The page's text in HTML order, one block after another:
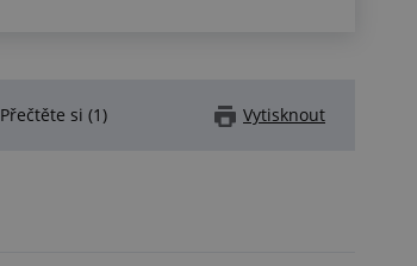
Přečtěte si (1) Vytisknout